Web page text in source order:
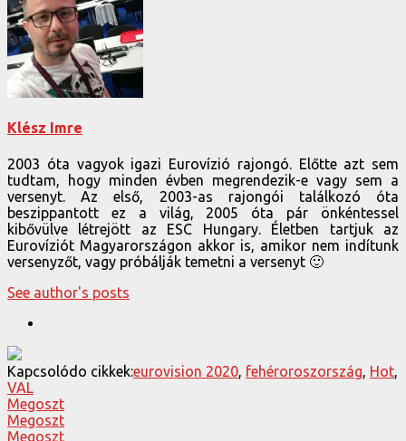
Klész Imre
2003 óta vagyok igazi Eurovízió rajongó. Előtte azt sem
tudtam, hogy minden évben megrendezik-e vagy sem a
versenyt. Az első, 2003-as rajongói találkozó óta
beszippantott ez a világ, 2005 óta pár önkéntessel
kibővülve létrejött az ESC Hungary. Életben tartjuk az
Eurovíziót Magyarországon akkor is, amikor nem indítunk
versenyzőt, vagy próbálják temetni a versenyt 🙂
See author's posts
Kapcsolódo cikkek:eurovision 2020 fehéroroszország Hot
VAL
Megoszt
Megoszt
Megoszt